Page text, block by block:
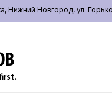
Нижний Новгород, ул.